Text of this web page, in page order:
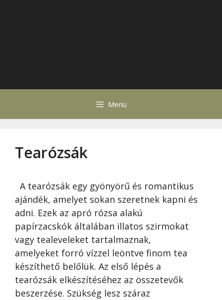
Menü
Tearózsák
A tearózsák egy gyönyörű és romantikus
ajándék, amelyet sokan szeretnek kapni és
adni. Ezek az apró rózsa alakú
papírzacskók általában illatos szirmokat
vagy tealeveleket tartalmaznak,
amelyeket forró vízzel leöntve finom tea
készíthető belőlük. Az első lépés a
tearózsák elkészítéséhez az összetevők
beszerzése. Szükség lesz száraz